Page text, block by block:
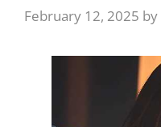
February 12, 2025 by